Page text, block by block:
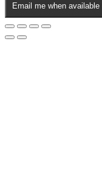
Email me when available